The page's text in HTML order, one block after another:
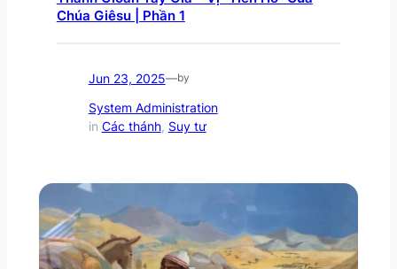
Chúa Giêsu | Phần 1
Jun 23, 2025—by
System Administration
in Các thánh, Suy tư